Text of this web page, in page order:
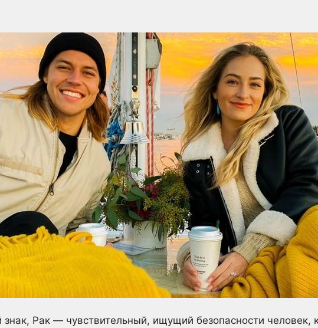
Рак — чувствительный, ищущий безопасности человек,